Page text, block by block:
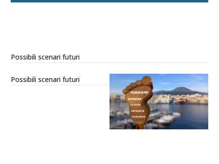
Possibili scenari futuri
Possibili scenari futuri